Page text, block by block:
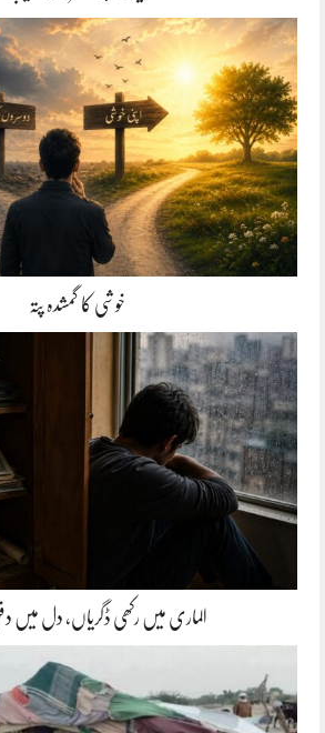
خوشی کا گمشدہ پتہ
الماری میں رکھی ڈگریاں، دل میں